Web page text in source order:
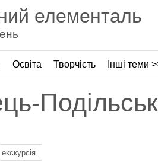
елементаль
Освіта Творчість Інші теми
екскурсія